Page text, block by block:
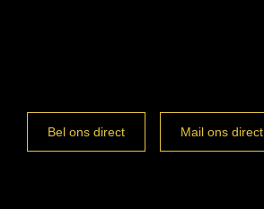
Bel ons direct Mail ons direct